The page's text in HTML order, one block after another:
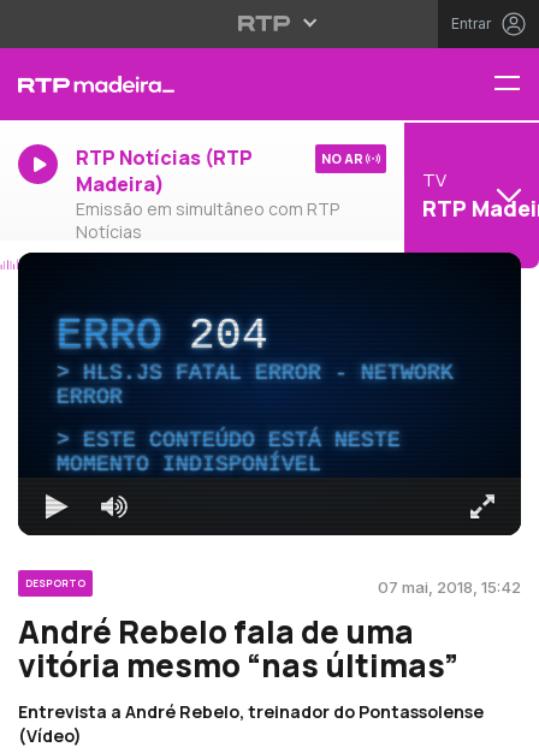
Entrar
RTP Notícias (RTP
Madeira)
Emissão em simultâneo com RTP
Notícias
NO AR
TV
RTP
ERRO204
HLS.JS FATAL ERROR - NETWORK
ERROR
ESTE CONTEÚDO ESTÁ NESTE
MOMENTO INDISPONÍVEL
DESPORTO 07 mai, 2018, 15:42
André Rebelo fala de uma
vitória mesmo “nas últimas”
Entrevista a André Rebelo, treinador do Pontassolense
(Vídeo)